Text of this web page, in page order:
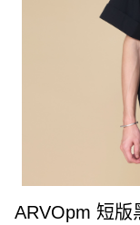
ARVOpm 短版